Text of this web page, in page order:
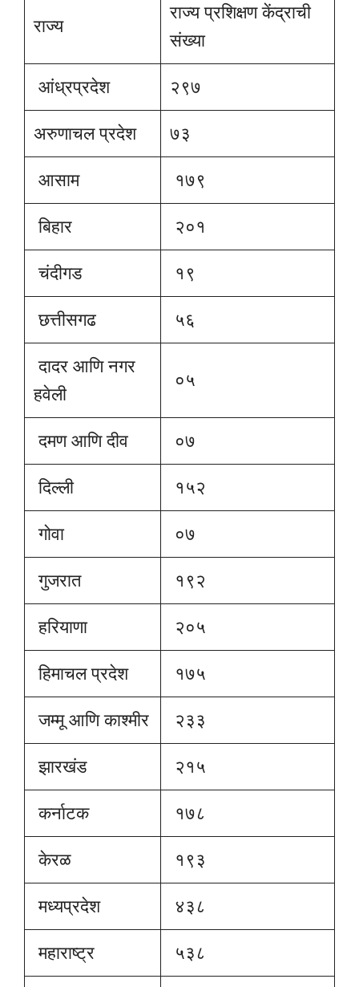
राज्य
राज्य प्रशिक्षण केंद्राची
संख्या
आंध्रप्रदेश २९७
अरुणाचल प्रदेश ७३
आसाम १७९
बिहार २०१
चंदीगड १९
छत्तीसगढ ५६
दादर आणि नगर
हवेली
०५
दमण आणि दीव ०७
दिल्ली १५२
गोवा ०७
गुजरात १९२
हरियाणा २०५
हिमाचल प्रदेश १७५
जम्मू आणि काश्मीर २३३
झारखंड २१५
कर्नाटक १७८
केरळ १९३
मध्यप्रदेश ४३८
महाराष्ट्र ५३८